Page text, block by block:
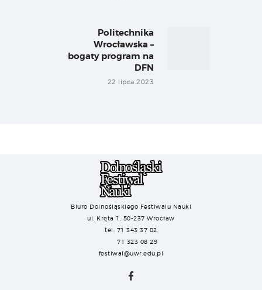
post:
Politechnika
Wrocławska –
bogaty program na
DFN
22 lipca 2023
Biuro Dolnośląskiego Festiwalu Nauki
ul. Kręta 1, 50-237 Wrocław
tel: 71 343 37 02
71 323 08 29
festiwal@uwr.edu.pl